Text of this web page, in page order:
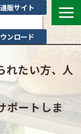
販サイト
ンロード
れたい方、人
ポートしま